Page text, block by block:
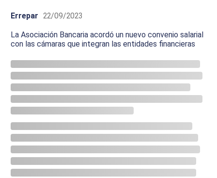
Errepar 22/09/2023
La Asociación Bancaria acordó un nuevo convenio salarial
con las cámaras que integran las entidades financieras